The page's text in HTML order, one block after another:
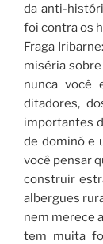
da anti-
foi contra os
Fraga
miséria
nunca você
ditadores,
importantes
de dominó e
você pensar
construir
albergues
nem merece
tem muita